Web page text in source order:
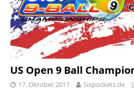
US Open 9 Ball
17. Oktober 2017 Sixpockets.de